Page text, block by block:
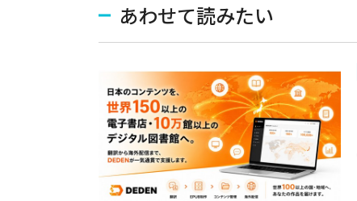
あわせて読みたい